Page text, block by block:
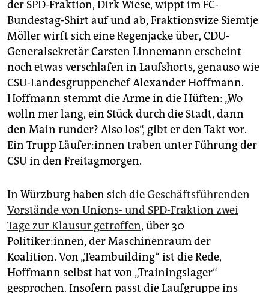
der SPD-Fraktion, Dirk Wiese, wippt im FC-
Bundestag-Shirt auf und ab, Fraktionsvize Siemtje
Möller wirft sich eine Regenjacke über, CDU-
Generalsekretär Carsten Linnemann erscheint
noch etwas verschlafen in Laufshorts, genauso wie
CSU-Landesgruppenchef Alexander Hoffmann.
Hoffmann stemmt die Arme in die Hüften: „Wo
wolln mer lang, ein Stück durch die Stadt, dann
den Main runder? Also los“, gibt er den Takt vor.
Ein Trupp Läu­fe­r:in­nen traben unter Führung der
CSU in den Freitagmorgen.
In Würzburg haben sich dieGeschäftsführenden
Vorstände von Unions- und SPD-Fraktion zwei
Tage zur Klausur getroffen, über 30
Politiker:innen, der Maschinenraum der
Koalition. Von „Teambuilding“ ist die Rede,
Hoffmann selbst hat von „Trainingslager“
gesprochen. Insofern passt die Laufgruppe ins